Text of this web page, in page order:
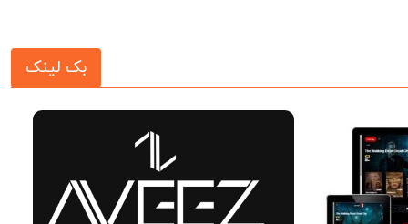
بک لینک